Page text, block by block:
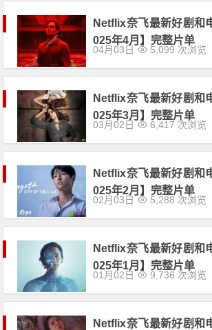
Netflix奈飞最新好剧和
025年4月】完整片单
04月03日 5,099 次浏览
Netflix奈飞最新好剧和
025年3月】完整片单
03月02日 6,417 次浏览
Netflix奈飞最新好剧和
025年2月】完整片单
02月03日 5,288 次浏览
Netflix奈飞最新好剧和
025年1月】完整片单
01月02日 9,736 次浏览
Netflix奈飞最新好剧和